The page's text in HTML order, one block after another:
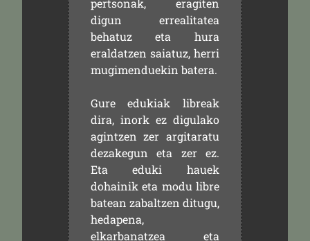
pertsonak, eragiten
digun errealitatea
behatuz eta hura
eraldatzen saiatuz, herri
mugimenduekin batera.
Gure edukiak libreak
dira, inork ez digulako
agintzen zer argitaratu
dezakegun eta zer ez.
Eta eduki hauek
dohainik eta modu libre
batean zabaltzen ditugu,
hedapena,
elkarbanatzea eta